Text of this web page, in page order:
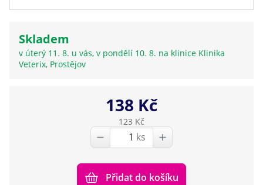
Skladem
v úterý 11. 8. u vás, v pondělí 10. 8. na klinice Klinika
Veterix, Prostějov
138 Kč
123 Kč
ks
Přidat do košíku